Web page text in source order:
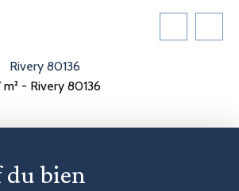
Rivery 80136
m² - Rivery 80136
bien